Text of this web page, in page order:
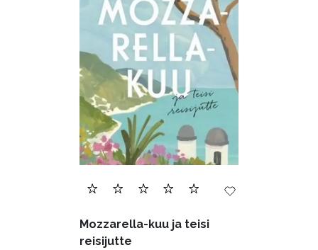
Mozzarella-kuu ja teisi
reisijutte